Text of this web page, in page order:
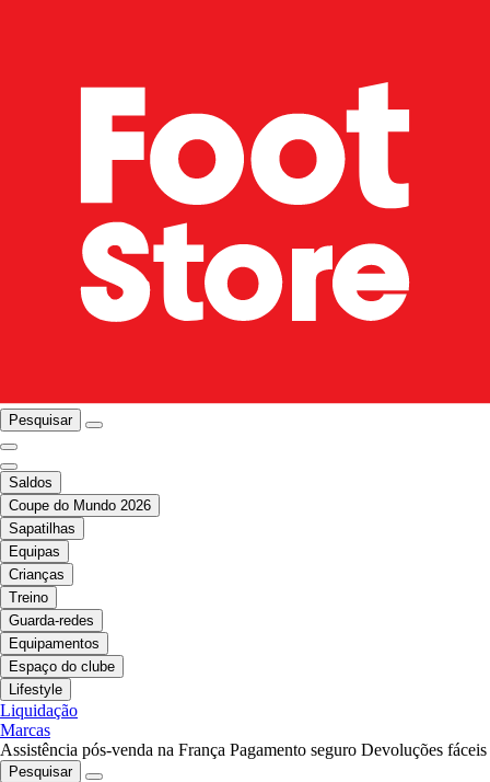
Pesquisar
Saldos
Coupe do Mundo 2026
Sapatilhas
Equipas
Crianças
Treino
Guarda-redes
Equipamentos
Espaço do clube
Lifestyle
Liquidação
Marcas
Assistência pós-venda na França Pagamento seguro Devoluções fáceis
Pesquisar